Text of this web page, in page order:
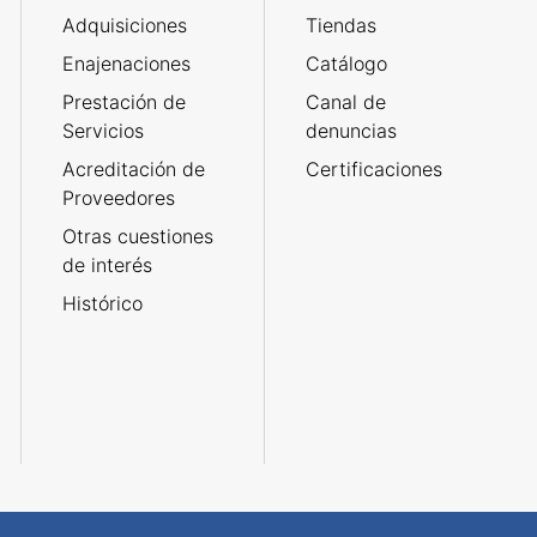
Adquisiciones
Enajenaciones
Prestación de
Servicios
Acreditación de
Proveedores
Otras cuestiones
de interés
Histórico
Tiendas
Catálogo
Canal de
denuncias
Certificaciones